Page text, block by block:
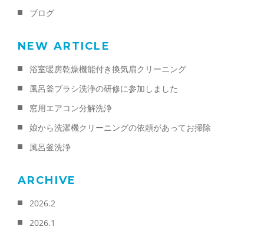
ブログ
NEW ARTICLE
浴室暖房乾燥機能付き換気扇クリーニング
風呂釜ブラシ洗浄の研修に参加しました
窓用エアコン分解洗浄
娘から洗濯機クリーニングの依頼があってお掃除
風呂釜洗浄
ARCHIVE
2026.2
2026.1